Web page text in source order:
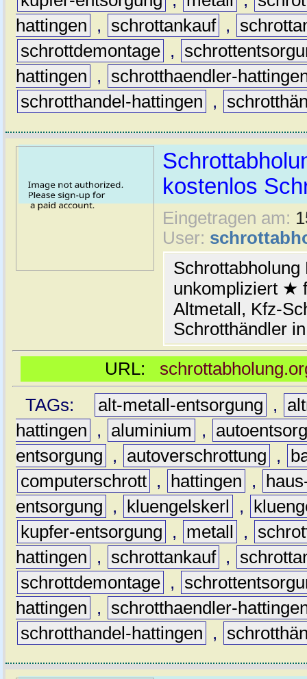
hattingen
, schrottankauf ,
schrottdemontage ,
hattingen
,
schrotthaendler-
schrotthandel-hattingen
,
kostenlos
Eingetragen am:
User:
unkompliziert ★
Altmetall, Kfz-
Schrotthändler
URL:
TAGs:
alt-metall-entsorgung ,
hattingen
, aluminium ,
entsorgung
, autoverschrottung ,
computerschrott , hattingen ,
entsorgung
, kluengelskerl ,
kupfer-entsorgung
, metall ,
hattingen
, schrottankauf ,
schrottdemontage ,
hattingen
,
schrotthaendler-
schrotthandel-hattingen
,